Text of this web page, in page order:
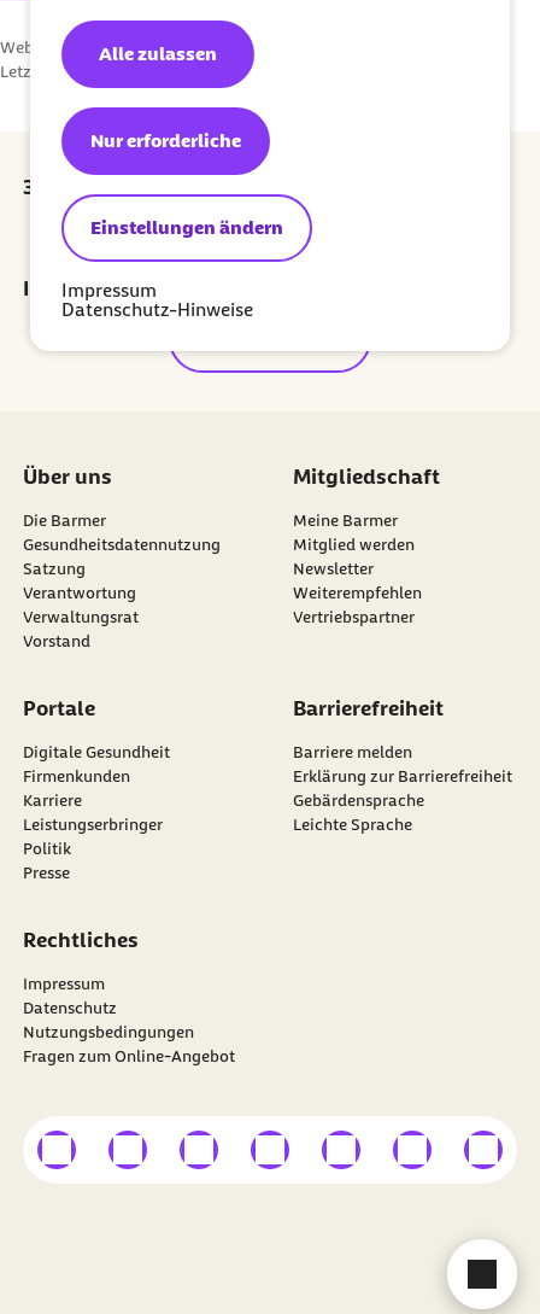
Einstellungen ändern
Nur erforderliche
Alle zulassen
Impressum
Datenschutz-Hinweise
Webcode: a009069
Letzte Aktualisierung:
11.03.2026
30 Euro Prämie für jede erfolgreiche Empfehlung
externer Link:
Prämie sichern
Ihr Newsletter für ein gesünderes Leben
Über uns
Die Barmer
Gesundheitsdatennutzung
Satzung
Verantwortung
Verwaltungsrat
Vorstand
Mitgliedschaft
Meine Barmer
Mitglied werden
Newsletter
externer Link:
Weiterempfehlen
Vertriebspartner
Portale
Digitale Gesundheit
Firmenkunden
Karriere
Leistungserbringer
Politik
Presse
Barrierefreiheit
Barriere melden
Erklärung zur Barrierefreiheit
Gebärdensprache
Leichte Sprache
Rechtliches
Impressum
Datenschutz
Nutzungsbedingungen
Fragen zum Online-Angebot
Besuchen Sie dieBARMER auf
externer Linkexterner Linkexterner Linkexterner Linkexterner Linkexterner Link